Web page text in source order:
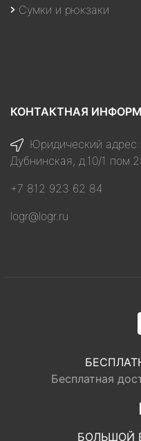
Сумки и рюкзаки
КОНТАКТНАЯ
Юридический
Дубнинская, д.10/1
+7 812 923 62 84
logr@logr.ru
Бесплатная
БОЛЬШОЙ